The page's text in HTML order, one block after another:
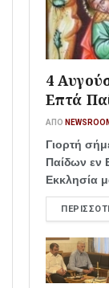
4
Επτά
ΑΠΌ
Γιορτή
Παίδων εν
Εκκλησία